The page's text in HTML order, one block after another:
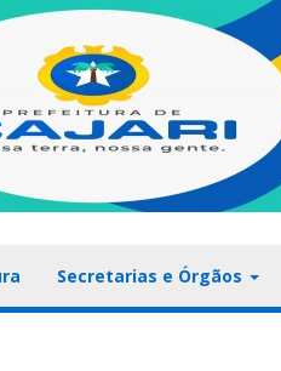
Secretarias e Órgãos